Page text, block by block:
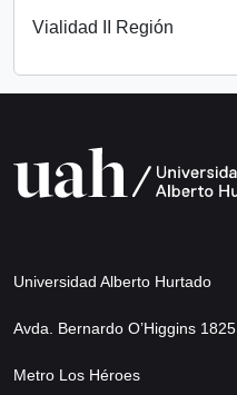
Vialidad II Región
Universidad Alberto Hurtado
Avda. Bernardo O’Higgins 1825
Metro Los Héroes